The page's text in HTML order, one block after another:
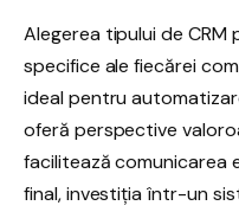
Alegerea tipului de
specifice ale fiecărei
ideal pentru
oferă perspective
facilitează comunicarea
final, investiția într-un